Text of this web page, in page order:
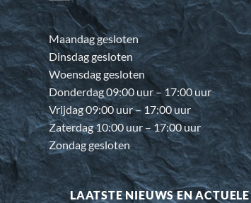
Maandag gesloten
Dinsdag gesloten
Woensdag gesloten
Donderdag 09:00 uur – 17:00 uur
Vrijdag 09:00 uur – 17:00 uur
Zaterdag 10:00 uur – 17:00 uur
Zondag gesloten
LAATSTE NIEUWS EN ACTUELE